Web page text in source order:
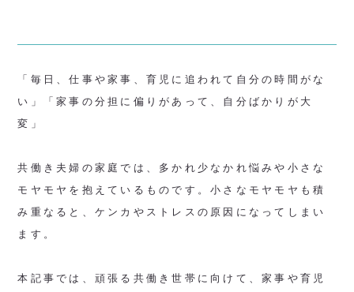
「毎日、仕事や家事、育児に追われて自分の時間がな
い」「家事の分担に偏りがあって、自分ばかりが大
変」
共働き夫婦の家庭では、多かれ少なかれ悩みや小さな
モヤモヤを抱えているものです。小さなモヤモヤも積
み重なると、ケンカやストレスの原因になってしまい
ます。
本記事では、頑張る共働き世帯に向けて、家事や育児